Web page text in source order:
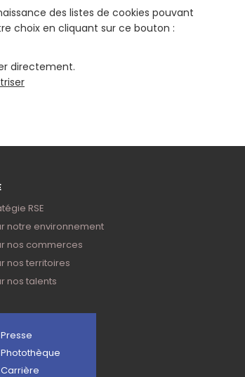
des listes de cookies pouvant
choix en cliquant sur ce bouton :
directement.
RSE
notre environnement
nos commerces
nos territoires
nos talents
Presse
Photothèque
Carrière